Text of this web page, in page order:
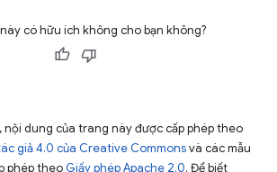
có hữu ích không cho bạn không?
nội dung của trang này được cấp phép theo
giả 4.0 của Creative Commonsvà các mẫu
phép theo Giấy phép Apache 2.0. Để biết